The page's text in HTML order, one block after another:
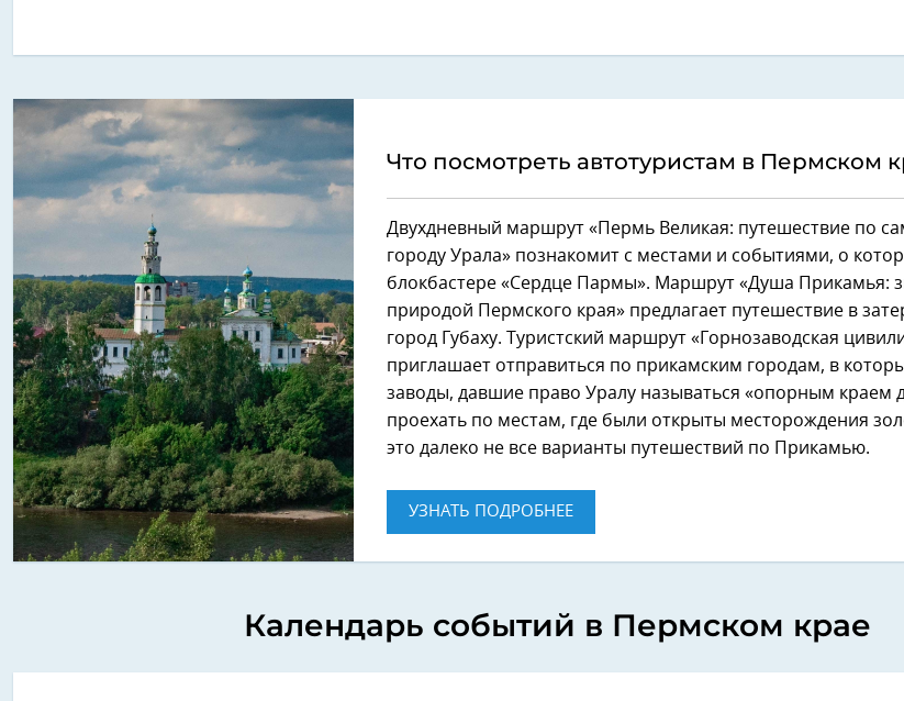
Что посмотреть автотуристам в Пермском
Двухдневный маршрут «Пермь Великая: путешествие по
городу Урала» познакомит с местами и событиями, о
блокбастере «Сердце Пармы». Маршрут «Душа Прикамья:
природой Пермского края» предлагает путешествие в
город Губаху. Туристский маршрут «Горнозаводская
приглашает отправиться по прикамским городам, в
заводы, давшие право Уралу называться «опорным краем
проехать по местам, где были открыты месторождения
это далеко не все варианты путешествий по Прикамью.
УЗНАТЬ ПОДРОБНЕЕ
Календарь событий в Пермском крае